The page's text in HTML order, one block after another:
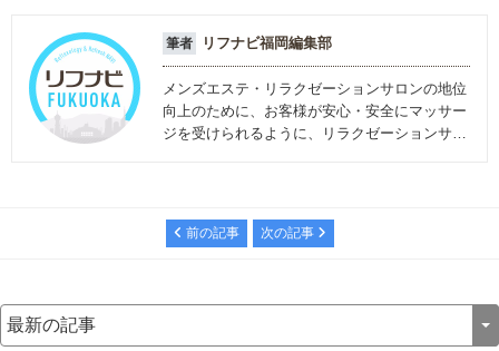
筆者 リフナビ福岡編集部
メンズエステ・リラクゼーションサロンの地位
向上のために、お客様が安心・安全にマッサー
ジを受けられるように、リラクゼーションサロ
前の記事 次の記事